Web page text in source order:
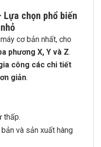
Lựa chọn phổ biến
cơ bản nhất, cho
phương X, Y và Z.
công các chi tiết
giản.
thấp.
và sản xuất hàng